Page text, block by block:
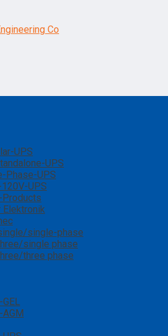
UPS
UPS
Phase-UPS
UPS
Products
Elektronik
single-phase
single phase
three phase
AGM